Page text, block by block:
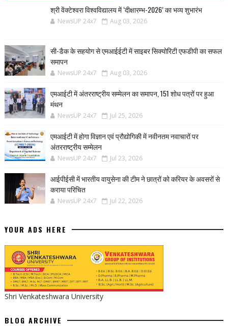
श्री वेंक्टेश्वरा विश्वविद्यालय में ‘दीक्षारम्भ-2026’ का भव्य शुभारंभ
NewsUP 24x7 Aug 03, 2026
सी-डैक के सहयोग से एमआईईटी में साइबर सिक्योरिटी एफडीपी का सफल
समापन
NewsUP 24x7 Aug 03, 2026
एमआईटी में अंतरराष्ट्रीय सम्मेलन का समापन, 151 शोध पत्रों पर हुआ
मंथन
NewsUP 24x7 Jul 25, 2026
एमआईटी में होगा विज्ञान एवं प्रौद्योगिकी में नवीनतम नवाचारों पर
अंतरराष्ट्रीय सम्मेलन
NewsUP 24x7 Jul 23, 2026
आईपीईसी में भारतीय वायुसेना की टीम ने छात्रों को करियर के अवसरों से
कराया परिचित
NewsUP 24x7 Jul 22, 2026
YOUR ADS HERE
Shri Venkateshwara University
BLOG ARCHIVE